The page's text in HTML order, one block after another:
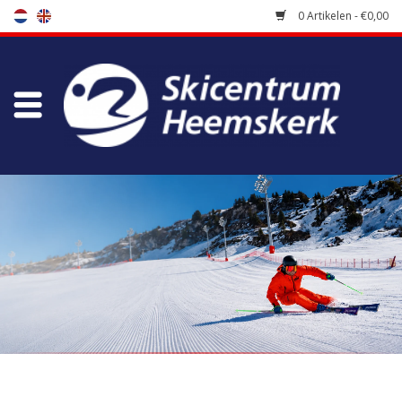
0 Artikelen - €0,00
Winkel
Onderhoud
Koopgidsen